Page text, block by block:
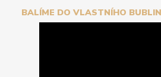
BALÍME DO VLASTNÍHO